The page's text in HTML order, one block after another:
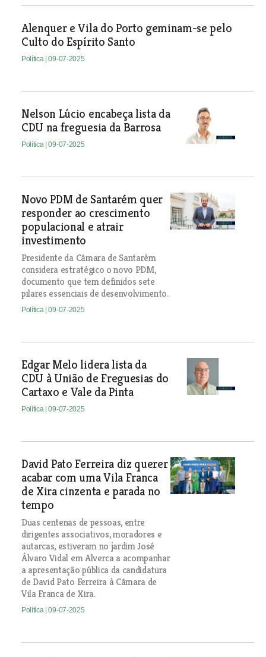
Alenquer e Vila do Porto geminam-se pelo
Culto do Espírito Santo
Política | 09-07-2025
Nelson Lúcio encabeça lista da
CDU na freguesia da Barrosa
Política | 09-07-2025
Novo PDM de Santarém quer
responder ao crescimento
populacional e atrair
investimento
Presidente da Câmara de Santarém
considera estratégico o novo PDM,
documento que tem definidos sete
pilares essenciais de desenvolvimento.
Política | 09-07-2025
Edgar Melo lidera lista da
CDU à União de Freguesias do
Cartaxo e Vale da Pinta
Política | 09-07-2025
David Pato Ferreira diz querer
acabar com uma Vila Franca
de Xira cinzenta e parada no
tempo
Duas centenas de pessoas, entre
dirigentes associativos, moradores e
autarcas, estiveram no jardim José
Álvaro Vidal em Alverca a acompanhar
a apresentação pública da candidatura
de David Pato Ferreira à Câmara de
Vila Franca de Xira.
Política | 09-07-2025